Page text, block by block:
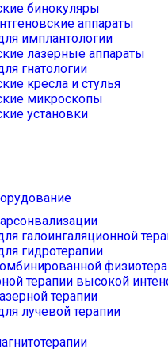
бинокуляры
аппараты
имплантологии
лазерные аппараты
гнатологии
кресла и стулья
микроскопы
установки
галоингаляционной
гидротерапии
терапии высокой
терапии
лучевой терапии